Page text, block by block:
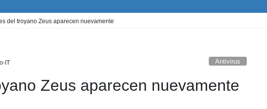
del troyano Zeus aparecen nuevamente
IT Antivirus
Zeus aparecen nuevamente